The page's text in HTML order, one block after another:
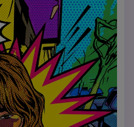
tetapi dirender dengan
dan lipatan yang
peliharaan, buat mereka
yang akurat, diilustrasikan
warna cerah namun
dan kontras seimbang.
tanpa bayangan
atau tiga perempat,
keseluruhan wholesome,
poster keluarga atau